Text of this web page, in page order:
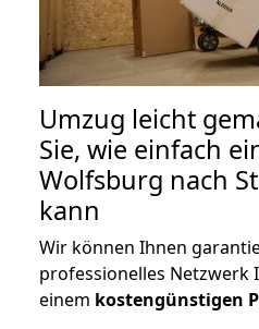
Umzug leicht
Sie, wie einfach
Wolfsburg nach
kann
Wir können Ihnen
professionelles Netzwerk
einem kostengünstigen